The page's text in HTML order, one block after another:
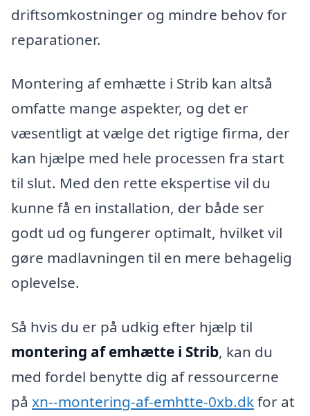
driftsomkostninger og mindre behov for
reparationer.
Montering af emhætte i Strib kan altså
omfatte mange aspekter, og det er
væsentligt at vælge det rigtige firma, der
kan hjælpe med hele processen fra start
til slut. Med den rette ekspertise vil du
kunne få en installation, der både ser
godt ud og fungerer optimalt, hvilket vil
gøre madlavningen til en mere behagelig
oplevelse.
Så hvis du er på udkig efter hjælp til
montering af emhætte i Strib, kan du
med fordel benytte dig af ressourcerne
på xn--montering-af-emhtte-0xb.dkfor at